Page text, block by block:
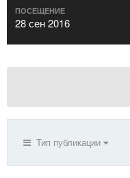
ПОСЕЩЕНИЕ
28 сен 2016
Тип публикации